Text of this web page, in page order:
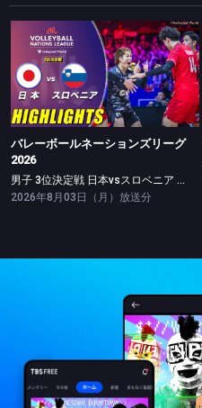
バレーボールネーションズリーグ2026
男子 3位決定戦 日本vsスロベニア ハイライト
バレーボールネーションズリーグ
2026
男子 3位決定戦 日本vsスロベニア ハイライト
2026年8月03日（月）放送分